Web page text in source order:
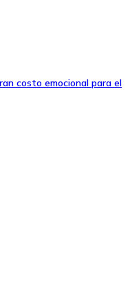
costo emocional para el